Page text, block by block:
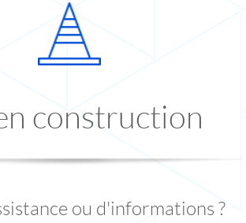
construction
ou d'informations ?